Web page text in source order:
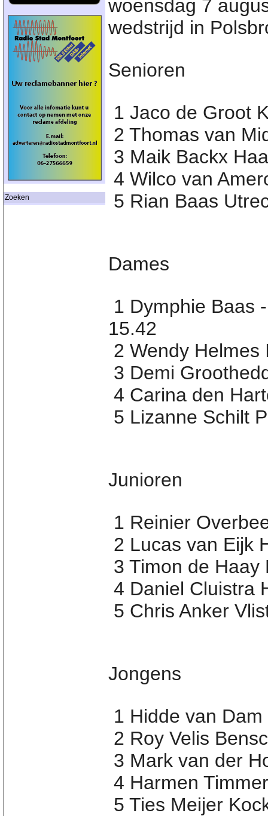
Zoeken
woensdag 7
wedstrijd in
Senioren
1 Jaco de Groot
2 Thomas van
3 Maik Backx
4 Wilco van
5 Rian Baas
Dames
1 Dymphie Baas
15.42
2 Wendy Helmes
3 Demi
4 Carina den
5 Lizanne Schilt
Junioren
1 Reinier
2 Lucas van Eijk
3 Timon de Haay
4 Daniel Cluistra
5 Chris Anker
Jongens
1 Hidde van
2 Roy Velis
3 Mark van der
4 Harmen
5 Ties Meijer